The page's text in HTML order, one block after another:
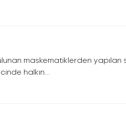
maskematiklerden yapılan
halkın...